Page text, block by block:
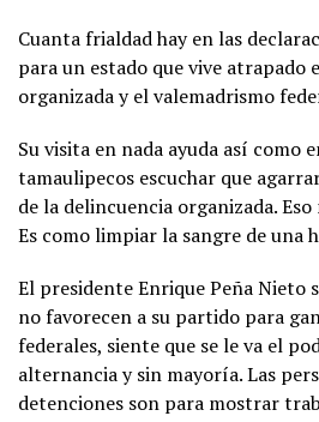
Cuanta frialdad hay en las
para un estado que vive atrapado
organizada y el valemadrismo
Su visita en nada ayuda así como
tamaulipecos escuchar que
de la delincuencia organizada.
Es como limpiar la sangre de una
El presidente Enrique Peña Nieto
no favorecen a su partido para
federales, siente que se le va el
alternancia y sin mayoría. Las
detenciones son para mostrar